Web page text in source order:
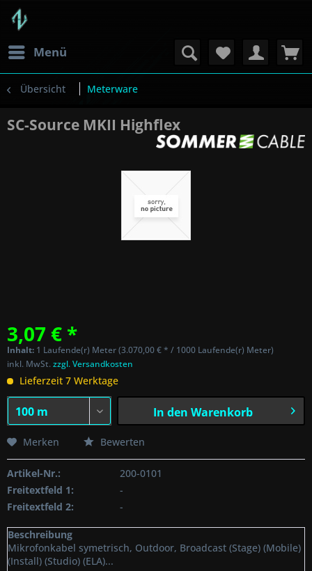
Menü
Übersicht Meterware
SC-Source MKII Highflex
3,07 € *
Inhalt: 1 Laufende(r) Meter (3.070,00 € * / 1000 Laufende(r) Meter)
inkl. MwSt.zzgl. Versandkosten
Lieferzeit 7 Werktage
In den Warenkorb
Merken Bewerten
Artikel-Nr.:
200-0101
Freitextfeld 1:
-
Freitextfeld 2:
-
Beschreibung
Mikrofonkabel symetrisch, Outdoor, Broadcast (Stage) (Mobile)
(Install) (Studio) (ELA)...